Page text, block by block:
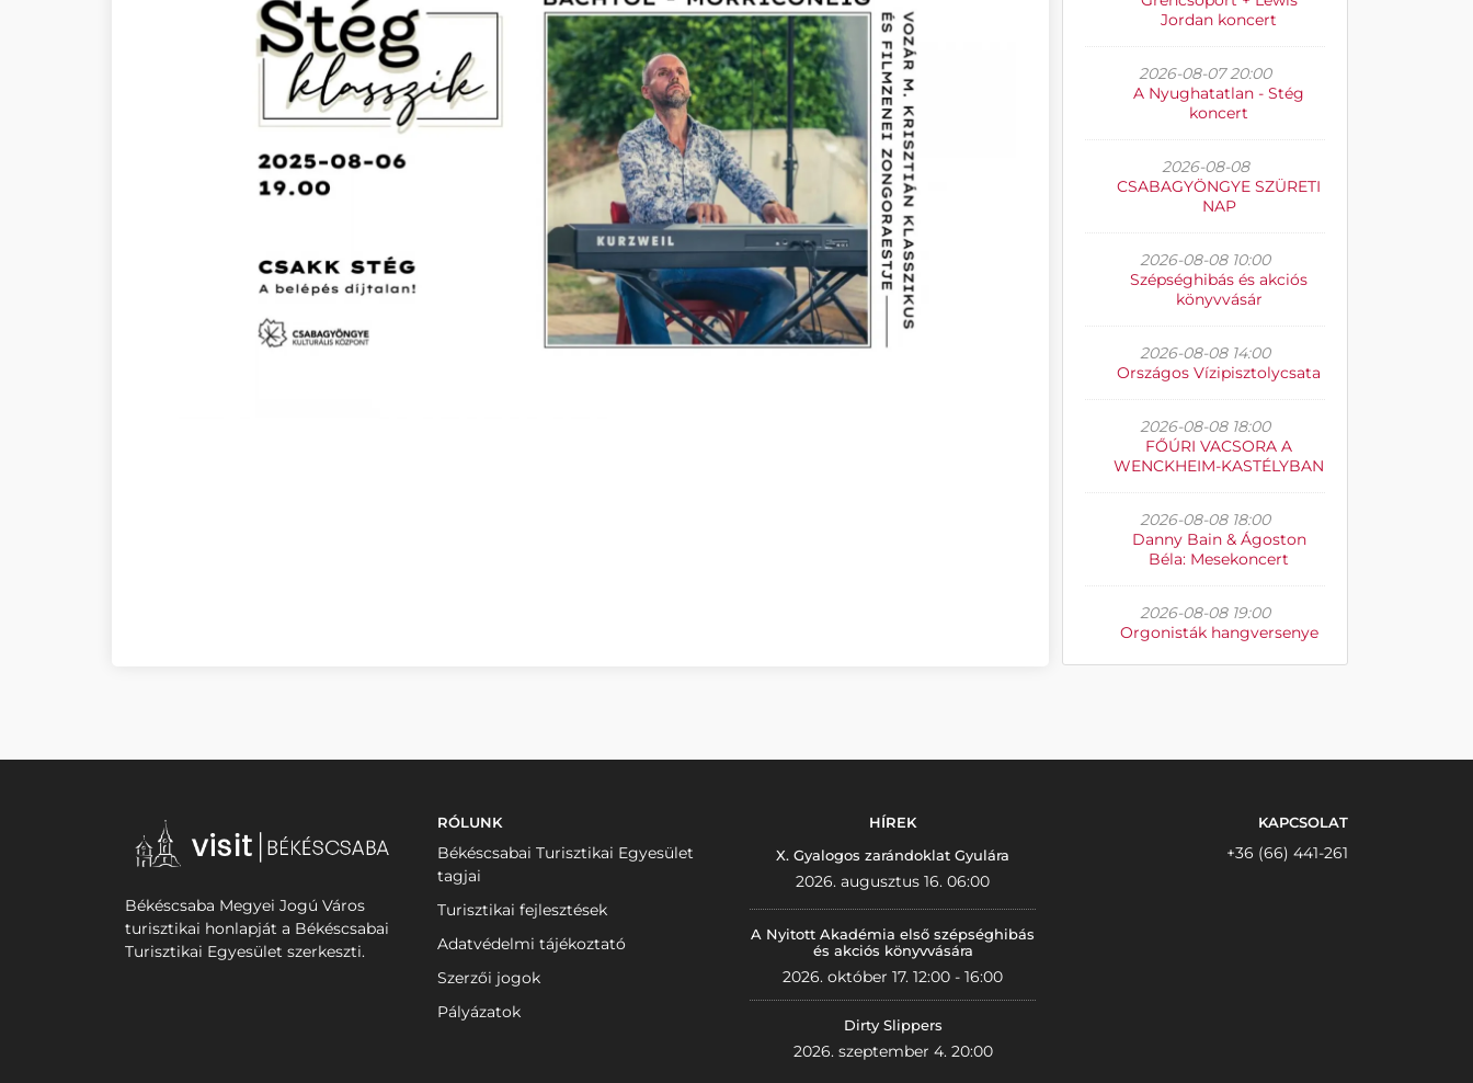
Jordan koncert
2026-08-07 20:00
A Nyughatatlan - Stég
koncert
2026-08-08
CSABAGYÖNGYE SZÜRETI
NAP
2026-08-08 10:00
Szépséghibás és akciós
könyvvásár
2026-08-08 14:00
Országos Vízipisztolycsata
2026-08-08 18:00
FŐÚRI VACSORA A
WENCKHEIM-KASTÉLYBAN
2026-08-08 18:00
Danny Bain & Ágoston
Béla: Mesekoncert
2026-08-08 19:00
Orgonisták hangversenye
Békéscsaba Megyei Jogú Város
turisztikai honlapját a Békéscsabai
Turisztikai Egyesület szerkeszti.
RÓLUNK
Békéscsabai Turisztikai Egyesület
tagjai
Turisztikai fejlesztések
Adatvédelmi tájékoztató
Szerzői jogok
Pályázatok
HÍREK
X. Gyalogos zarándoklat Gyulára
2026. augusztus 16. 06:00
A Nyitott Akadémia első szépséghibás
és akciós könyvvására
2026. október 17. 12:00 - 16:00
Dirty Slippers
2026. szeptember 4. 20:00
KAPCSOLAT
+36 (66) 441-261